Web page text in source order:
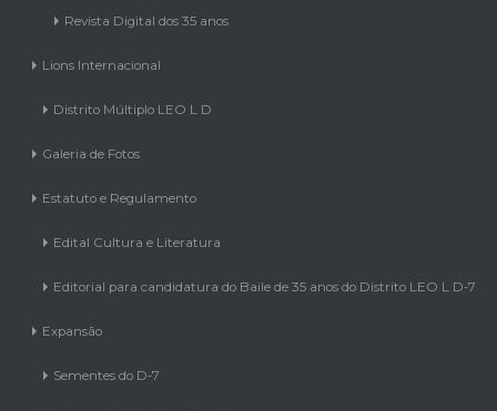
Revista Digital dos 35 anos
Lions Internacional
Distrito Múltiplo LEO L D
Galeria de Fotos
Estatuto e Regulamento
Edital Cultura e Literatura
Editorial para candidatura do Baile de 35 anos do Distrito LEO L D-7
Expansão
Sementes do D-7